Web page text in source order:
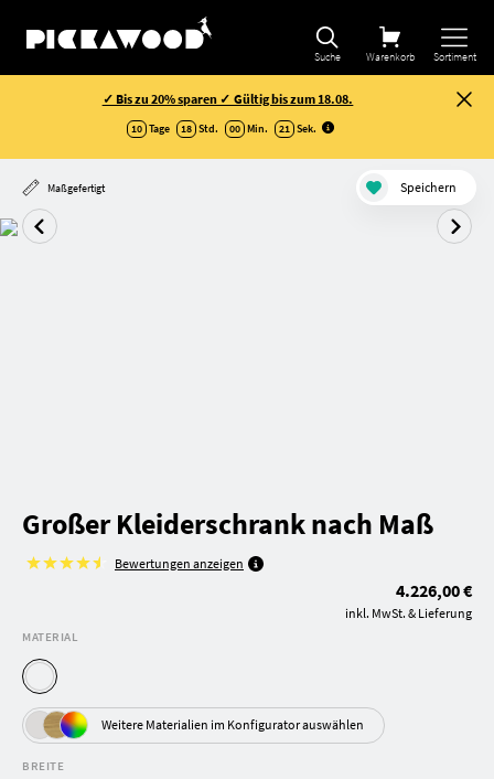
Suche Warenkorb Sortiment
✓ Bis zu 20% sparen ✓ Gültig bis zum 18.08.
10 Tage 18 Std. 00 Min. 20 Sek.
Maßgefertigt Speichern
Großer Kleiderschrank nach Maß
Bewertungen anzeigen
4.226,00 €
inkl. MwSt. & Lieferung
MATERIAL
Weitere Materialien im Konfigurator auswählen
BREITE